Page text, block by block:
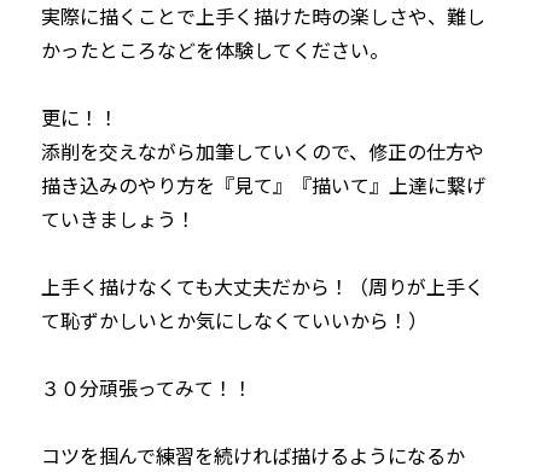
実際に描くことで上手く描けた時の楽しさや、難し
かったところなどを体験してください。
更に！！
添削を交えながら加筆していくので、修正の仕方や
描き込みのやり方を『見て』『描いて』上達に繋げ
ていきましょう！
上手く描けなくても大丈夫だから！（周りが上手く
て恥ずかしいとか気にしなくていいから！）
３０分頑張ってみて！！
コツを掴んで練習を続ければ描けるようになるか